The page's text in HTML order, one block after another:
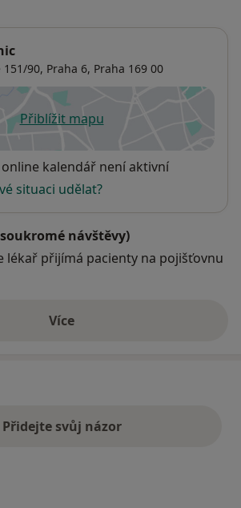
151/90, Praha 6, Praha 169 00
Přiblížit mapuse otevře v nové záložce
kalendář není aktivní
situaci udělat?
návštěvy)
lékař přijímá pacienty na pojišťovnu
Víceo adrese
Přidejte svůj názor